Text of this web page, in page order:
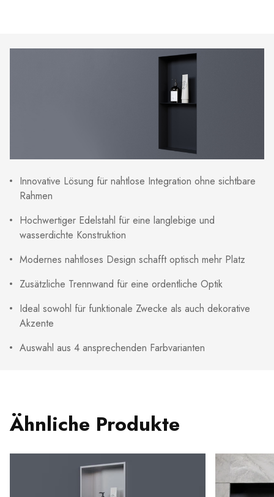
Innovative Lösung für nahtlose Integration ohne sichtbare
Rahmen
Hochwertiger Edelstahl für eine langlebige und
wasserdichte Konstruktion
Modernes nahtloses Design schafft optisch mehr Platz
Zusätzliche Trennwand für eine ordentliche Optik
Ideal sowohl für funktionale Zwecke als auch dekorative
Akzente
Auswahl aus 4 ansprechenden Farbvarianten
Ähnliche Produkte